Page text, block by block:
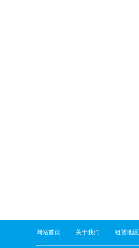
网站首页 关于我们 租赁地区